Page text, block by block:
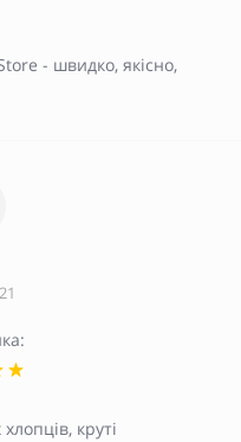
- швидко, якісно,
круті